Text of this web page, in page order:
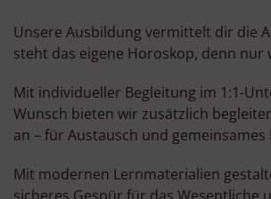
Unsere Ausbildung vermittelt dir die
steht das eigene Horoskop, denn
Mit individueller Begleitung im 1:1-
Wunsch bieten wir zusätzlich
an – für Austausch und
Mit modernen Lernmaterialien
sicheres Gespür für das